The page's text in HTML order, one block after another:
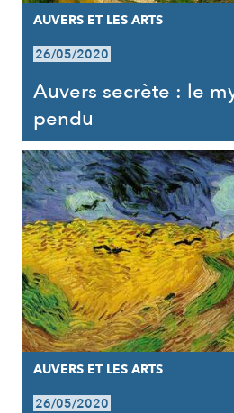
AUVERS ET LES ARTS
26/05/2020
Auvers secrète : le
pendu
AUVERS ET LES ARTS
26/05/2020